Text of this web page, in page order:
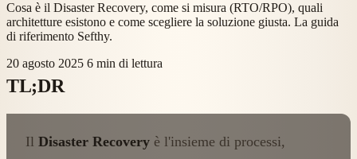
Cosa è il Disaster Recovery, come si misura (RTO/RPO), quali
architetture esistono e come scegliere la soluzione giusta. La guida
di riferimento Sefthy.
20 agosto 2025 6 min di lettura
TL;DR
Il Disaster Recovery è l'insieme di processi,